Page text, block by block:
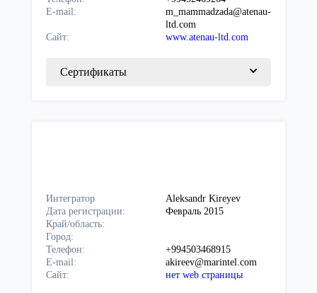
E-mail:
m_mammadzada@atenau-
ltd.com
Сайт:
www.atenau-ltd.com
Сертификаты
Интегратор
Aleksandr Kireyev
Дата регистрации:
Февраль 2015
Край/область:
Город:
Телефон:
+994503468915
E-mail:
akireev@marintel.com
Сайт:
нет web страницы